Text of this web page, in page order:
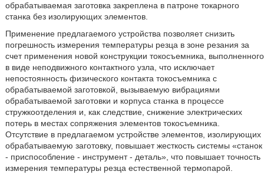
обрабатываемая заготовка закреплена в патроне токарного
станка без изолирующих элементов.
Применение предлагаемого устройства позволяет снизить
погрешность измерения температуры резца в зоне резания за
счет применения новой конструкции токосъемника, выполненного
в виде неподвижного контактного узла, что исключает
непостоянность физического контакта токосъемника с
обрабатываемой заготовкой, вызываемую вибрациями
обрабатываемой заготовки и корпуса станка в процессе
стружкоотделения и, как следствие, снижение электрических
потерь в местах сопряжения элементов токосъемника.
Отсутствие в предлагаемом устройстве элементов, изолирующих
обрабатываемую заготовку, повышает жесткость системы «станок
- приспособление - инструмент - деталь», что повышает точность
измерения температуры резца естественной термопарой.